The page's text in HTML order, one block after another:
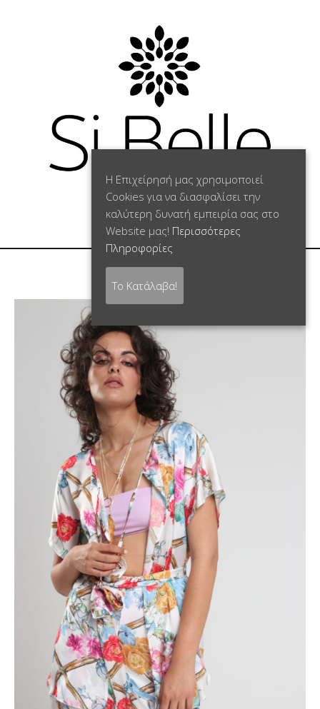
0
Η Επιχείρησή μας χρησιμοποιεί
Cookies για να διασφαλίσει την
καλύτερη δυνατή εμπειρία σας στο
Website μας! Περισσότερες
Πληροφορίες
Το Κατάλαβα!